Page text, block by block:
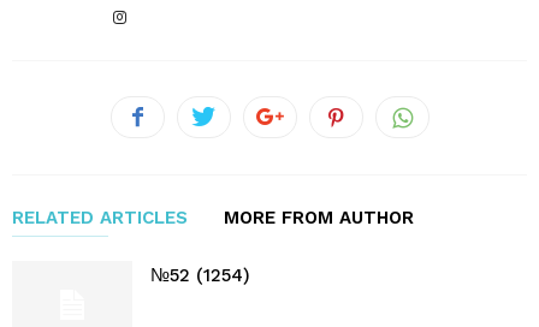
RELATED ARTICLES MORE FROM AUTHOR
№52 (1254)